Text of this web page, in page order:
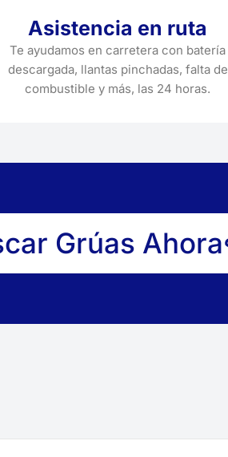
Asistencia en ruta
Te ayudamos en carretera con batería
descargada, llantas pinchadas, falta de
combustible y más, las 24 horas.
Grúas Ahora